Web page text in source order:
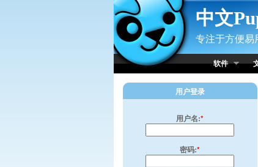
Skip to Content
中文
专注于方便易
软件
用户登录
用户名:*
密码:*